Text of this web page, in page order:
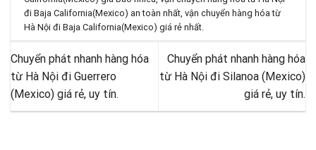
đi Baja California(Mexico) an toàn nhất,vận chuyển hàng hóa từ
Hà Nội đi Baja California(Mexico) giá rẻ nhất.
Chuyển phát nhanh hàng hóa
từ Hà Nội đi Guerrero
(Mexico) giá rẻ, uy tín.
Chuyển phát nhanh hàng hóa
từ Hà Nội đi Silanoa (Mexico)
giá rẻ, uy tín.